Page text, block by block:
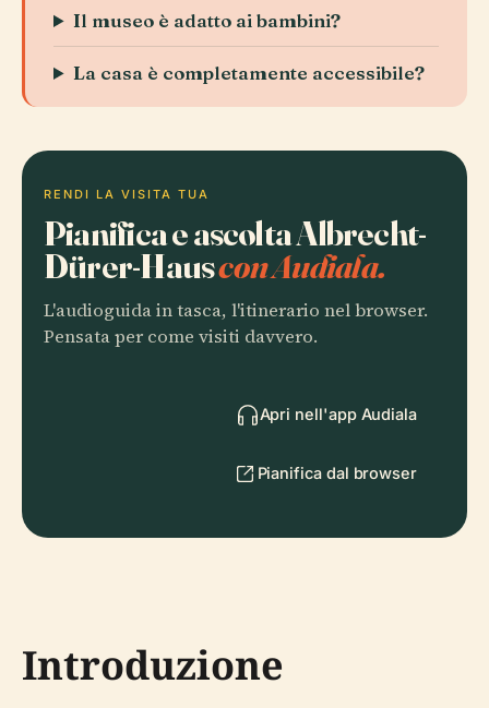
Il museo è adatto ai bambini?
La casa è completamente accessibile?
RENDI LA VISITA TUA
Pianifica e ascolta Albrecht-
Dürer-Hauscon Audiala.
L'audioguida in tasca, l'itinerario nel browser.
Pensata per come visiti davvero.
Apri nell'app Audiala
Pianifica dal browser
Introduzione